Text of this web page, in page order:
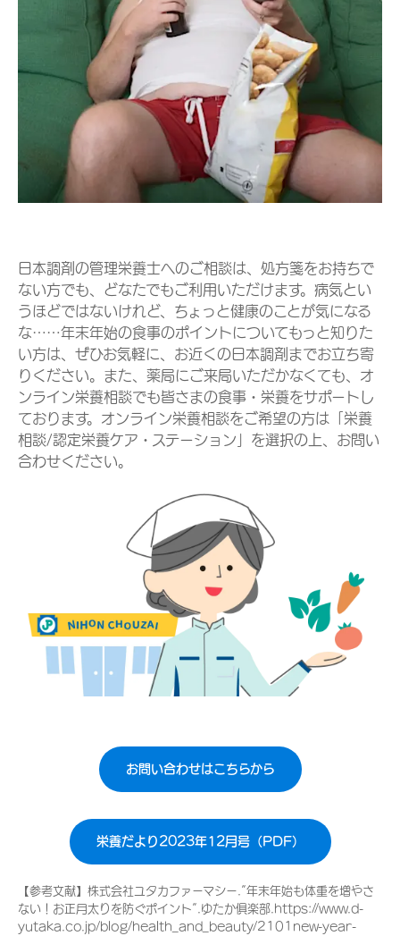
日本調剤の管理栄養士へのご相談は、処方箋をお持ちで
ない方でも、どなたでもご利用いただけます。病気とい
うほどではないけれど、ちょっと健康のことが気になる
な……年末年始の食事のポイントについてもっと知りた
い方は、ぜひお気軽に、お近くの日本調剤までお立ち寄
りください。また、薬局にご来局いただかなくても、オ
ンライン栄養相談でも皆さまの食事・栄養をサポートし
ております。オンライン栄養相談をご希望の方は「栄養
相談/認定栄養ケア・ステーション」を選択の上、お問い
合わせください。
お問い合わせはこちらから
栄養だより2023年12月号（PDF）
【参考文献】株式会社ユタカファーマシー.”年末年始も体重を増やさ
ない！お正月太りを防ぐポイント”.ゆたか俱楽部.https://www.d-
yutaka.co.jp/blog/health_and_beauty/2101new-year-